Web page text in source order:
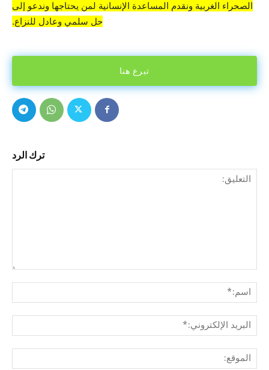
الصحراء الغربية ونقدم المساعدة الإنسانية لمن يحتاجها وندعو إلى
حل سلمي وعادل للنزاع.
تبرع هنا
ترك الرد